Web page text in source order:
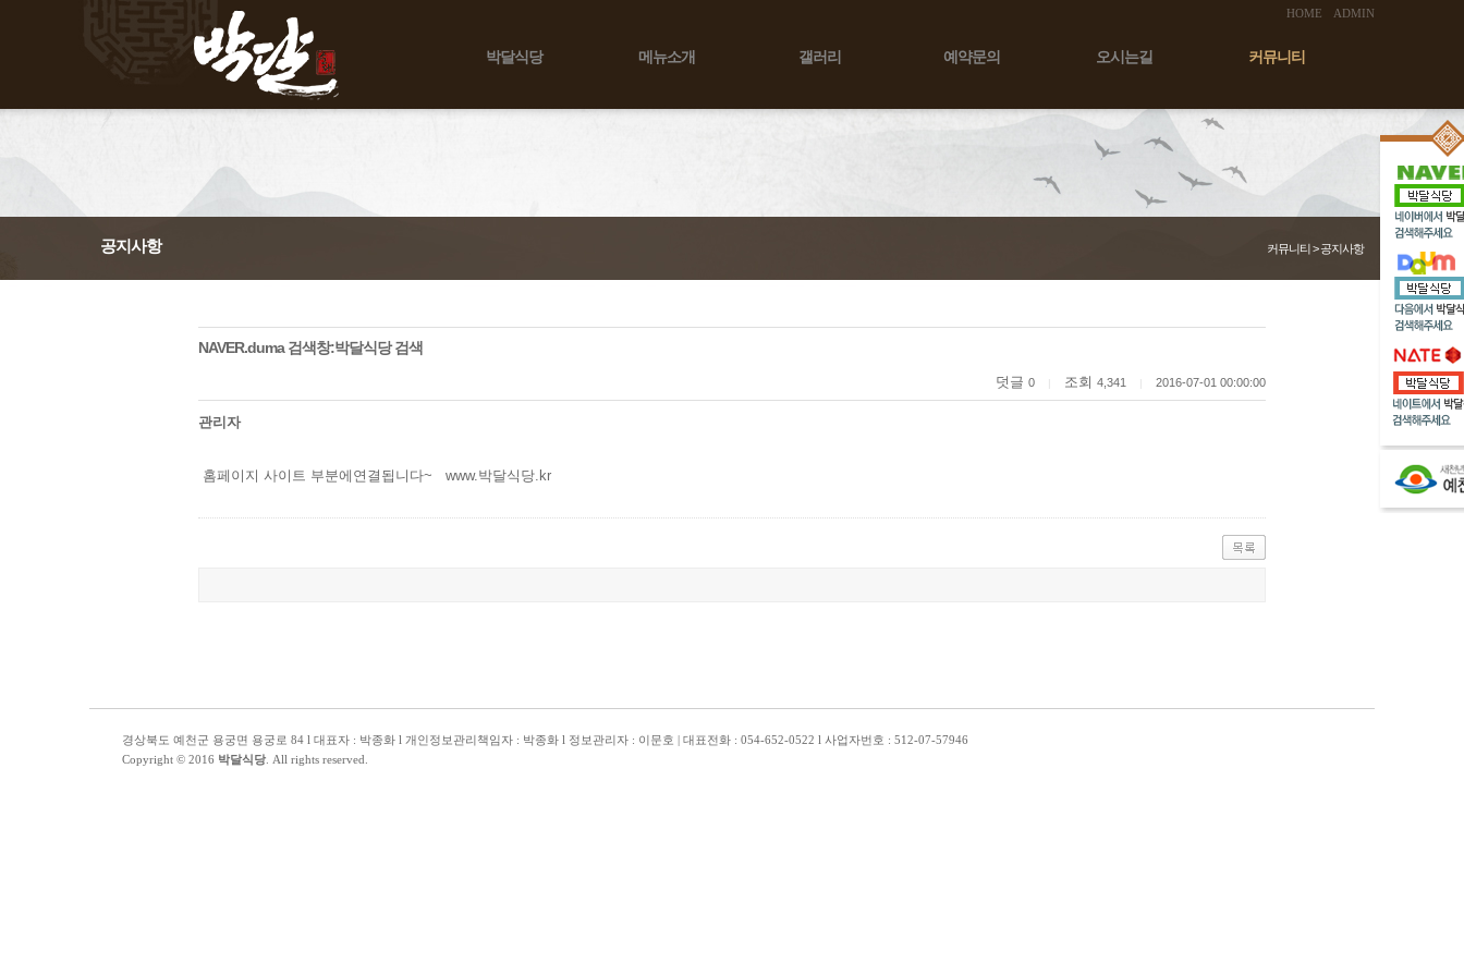
HOME ADMIN
박달식당 메뉴소개 갤러리 예약문의 오시는길 커뮤니티
공지사항 커뮤니티 > 공지사항
NAVER.duma 검색창:박달식당 검색
덧글 0 조회 4,341 2016-07-01 00:00:00
관리자
홈페이지 사이트 부분에연결됩니다~ www.박달식당.kr
경상북도 예천군 용궁면 용궁로 84 l 대표자 : 박종화 l 개인정보관리책임자 : 박종화 l 정보관리자 : 이문호 | 대표전화 : 054-652-0522 l 사업자번호 : 512-07-57946
Copyright © 2016 박달식당 . All rights reserved.